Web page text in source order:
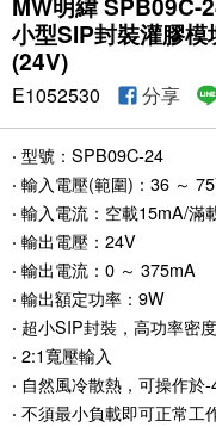
小型SIP封裝灌膠
(24V)
E1052530 分享
‧ 型號：SPB09C-24
‧ 輸入電壓(範圍)：36 ～
‧ 輸入電流：空載15mA/滿
‧ 輸出電壓：24V
‧ 輸出電流：0 ～ 375mA
‧ 輸出額定功率：9W
‧ 超小SIP封裝，高功率密
‧ 2:1寬壓輸入
‧ 自然風冷散熱，可操作
‧ 不須最小負載即可正常工